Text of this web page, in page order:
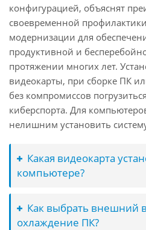
конфигурацией, объяснят
своевременной
модернизации для
продуктивной и
протяжении многих лет.
видеокарты, при сборке ПК
без компромиссов
киберспорта. Для
нелишним установить
Какая видеокарта
компьютере?
Как выбрать внешний
охлаждение ПК?